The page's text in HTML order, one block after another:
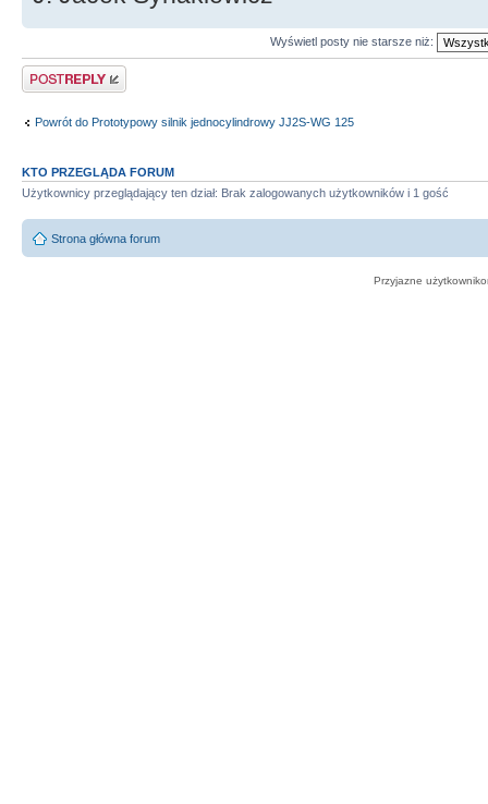
Wyświetl posty nie starsze niż:
Odpowiedz
Powrót do Prototypowy silnik jednocylindrowy JJ2S-WG 125
KTO PRZEGLĄDA FORUM
Użytkownicy przeglądający ten dział: Brak zalogowanych użytkowników i 1 gość
Strona główna forum
Przyjazne